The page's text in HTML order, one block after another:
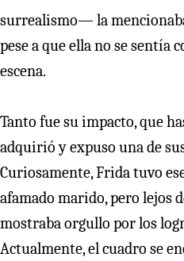
surrealismo— la
pese a que ella no se sentía
escena.
Tanto fue su impacto, que
adquirió y expuso una de
Curiosamente, Frida tuvo
afamado marido, pero lejos
mostraba orgullo por los
Actualmente, el cuadro se